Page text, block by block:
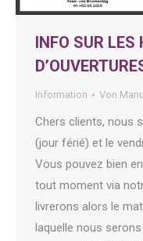
INFO SUR LES
Information Von
Chers clients, nous
(jour férié) et le
Vous pouvez bien
tout moment via
livrerons alors le
laquelle nous